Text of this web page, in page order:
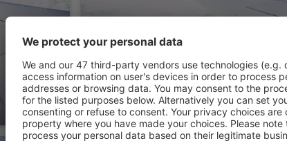
Hotel Izán Cavanna
Cartagena, 14 august 2026, 2 nopți